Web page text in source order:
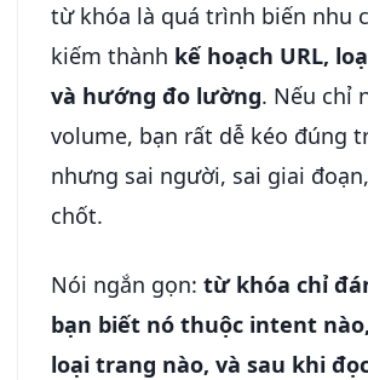
từ khóa là quá trình biến nhu
kiếm thành kế hoạch URL,
và hướng đo lường. Nếu chỉ
volume, bạn rất dễ kéo đúng
nhưng sai người, sai giai
chốt.
Nói ngắn gọn: từ khóa chỉ
bạn biết nó thuộc intent
loại trang nào, và sau khi